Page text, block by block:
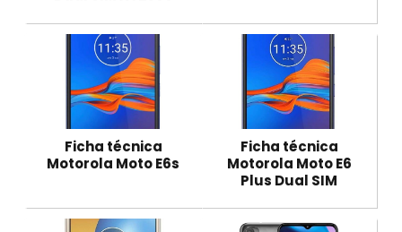
Ficha técnica
Motorola Moto E6s
Ficha técnica
Motorola Moto E6
Plus Dual SIM